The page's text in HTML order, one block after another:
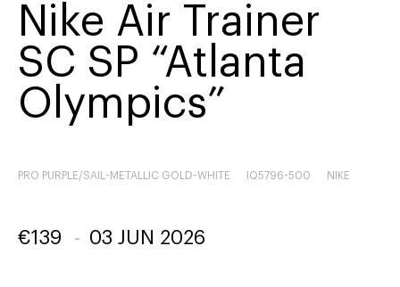
Nike Air Trainer
SC SP “Atlanta
Olympics”
PRO PURPLE/SAIL-METALLIC GOLD-WHITE IQ5796-500 NIKE
€139 - 03 JUN 2026